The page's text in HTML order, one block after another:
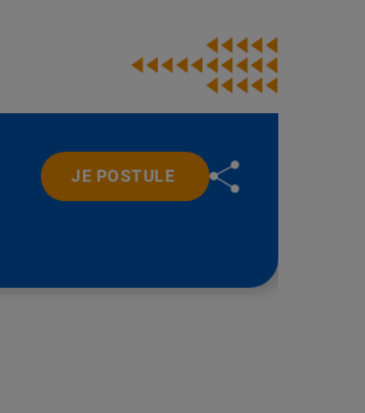
JE POSTULE